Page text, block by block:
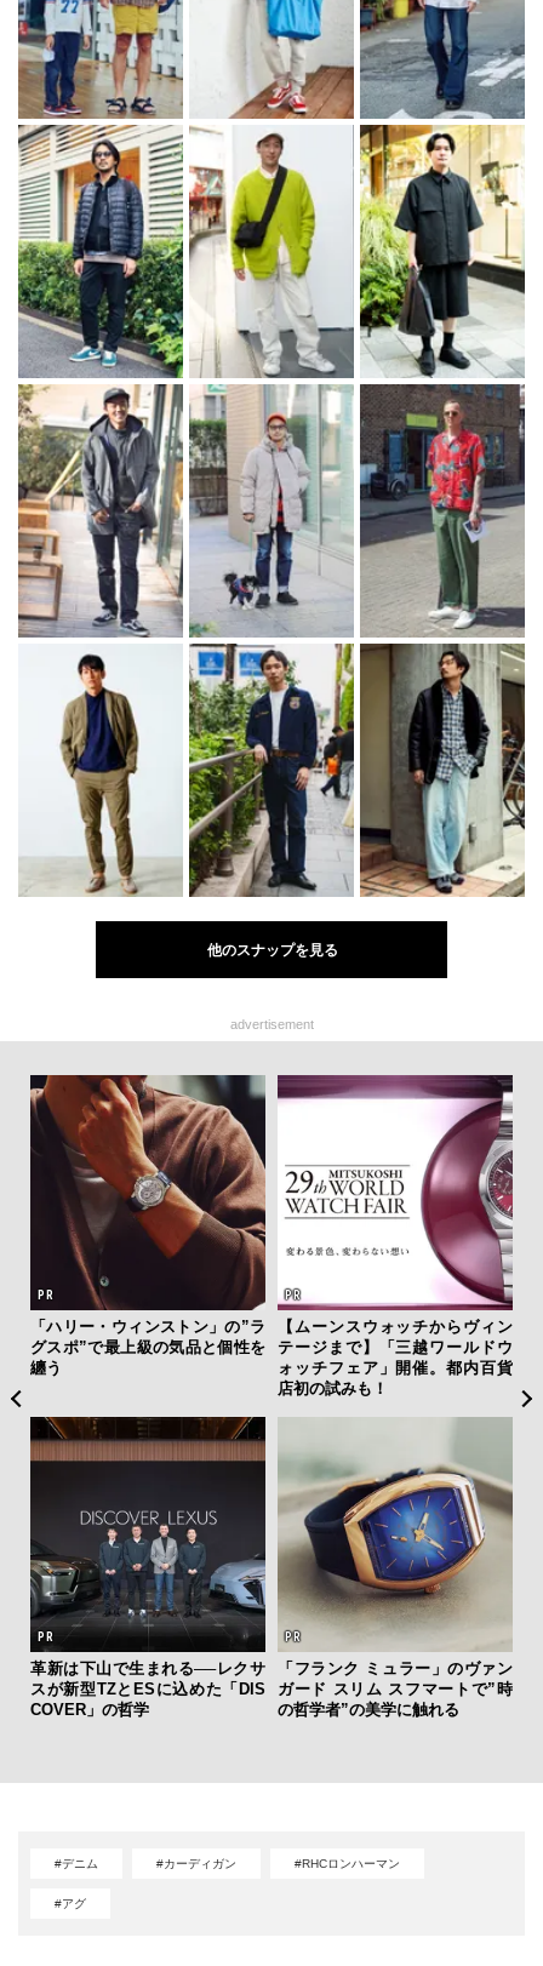
他のスナップを見る
advertisement
「ハリー・ウィンストン」の”ラ
グスポ”で最上級の気品と個性を
纏う
【ムーンスウォッチからヴィン
テージまで】「三越ワールドウ
ォッチフェア」開催。都内百貨
店初の試みも！
革新は下山で生まれる──レクサ
スが新型TZとESに込めた「DIS
COVER」の哲学
「フランク ミュラー」のヴァン
ガード スリム スフマートで”時
の哲学者”の美学に触れる
#デニム #カーディガン #RHCロンハーマン
#アグ